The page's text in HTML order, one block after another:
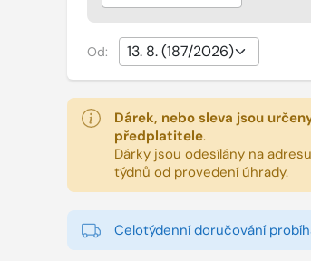
Od:
Dárek, nebo sleva jsou
předplatitele.
Dárky jsou odesílány na
týdnů od provedení úhrady.
Celotýdenní doručování